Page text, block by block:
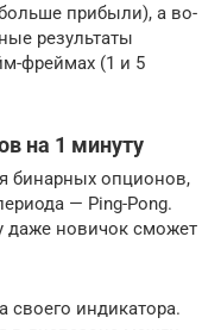
прибыли), а во-
результаты
фреймах (1 и 5
на 1 минуту
бинарных опционов,
— Ping-Pong.
даже новичок сможет
своего индикатора.